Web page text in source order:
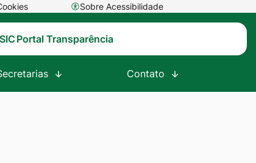
Abrir
preferências
cookies
Sobre Acessibilidade
SIC Portal Transparência
Contato